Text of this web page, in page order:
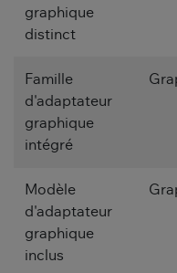
graphique
distinct
Famille
d'adaptateur
graphique
intégré
Modèle
d'adaptateur
graphique
inclus